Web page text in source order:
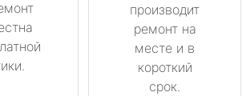
производит
ремонт на
месте и в
короткий
срок.